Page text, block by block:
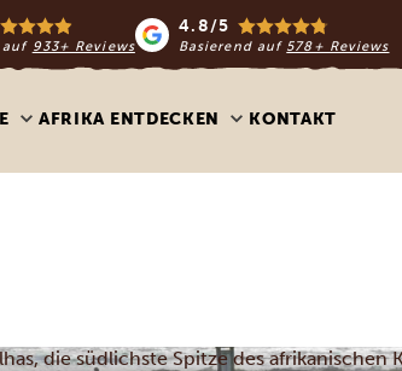
auf 933+ Reviews
4.8/5
Basierend auf 578+ Reviews
AFRIKA ENTDECKEN KONTAKT
die südlichste Spitze des